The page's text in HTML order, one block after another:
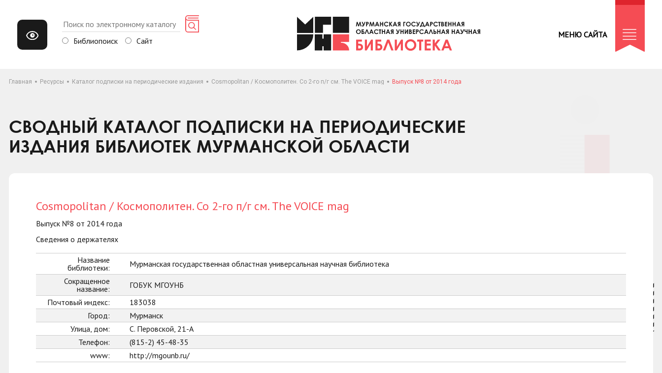
Библиопоиск Сайт
МЕНЮ САЙТА
Главная Ресурсы Каталог подписки на периодические издания Cosmopolitan / Космополитен. Со 2-го п/г см. The VOICE mag Выпуск №8 от 2014 года
СВОДНЫЙ КАТАЛОГ ПОДПИСКИ НА ПЕРИОДИЧЕСКИЕ
ИЗДАНИЯ БИБЛИОТЕК МУРМАНСКОЙ ОБЛАСТИ
Cosmopolitan / Космополитен. Со 2-го п/г см. The VOICE mag
Выпуск №8 от 2014 года
Сведения о держателях
Название
библиотеки:
Мурманская государственная областная универсальная научная библиотека
Сокращенное
название:
ГОБУК МГОУНБ
Почтовый индекс:
183038
Город:
Мурманск
Улица, дом:
С. Перовской, 21-А
Телефон:
(815-2) 45-48-35
www:
http://mgounb.ru/